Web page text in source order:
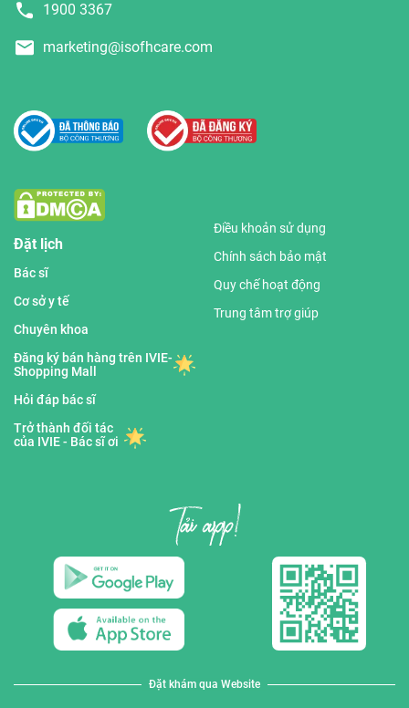
1900 3367
marketing@isofhcare.com
Đặt lịch
Bác sĩ
Cơ sở y tế
Chuyên khoa
Đăng ký bán hàng trên IVIE-
Shopping Mall
Hỏi đáp bác sĩ
Trở thành đối tác
của IVIE - Bác sĩ ơi
Điều khoản sử dụng
Chính sách bảo mật
Quy chế hoạt động
Trung tâm trợ giúp
Đặt khám qua Website